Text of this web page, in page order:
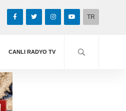
TR
CANLI RADYO TV